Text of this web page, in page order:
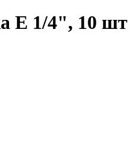
E 1/4", 10 шт